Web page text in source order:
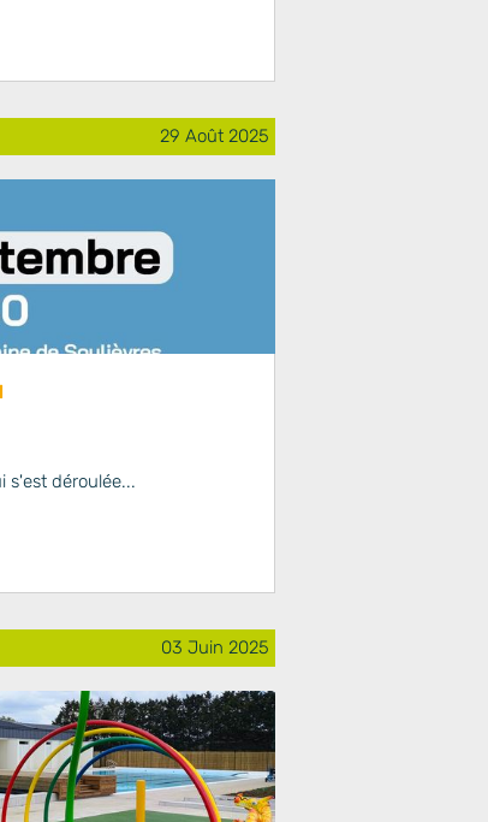
29 Août 2025
s'est déroulée...
03 Juin 2025